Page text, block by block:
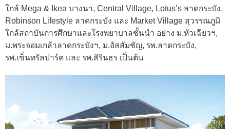
ใกล้ Mega & Ikea บางนา, Central Village, Lotus’s ลาดกระบัง,
Robinson Lifestyle ลาดกระบัง และ Market Village สุวรรณภูมิ
ใกล้สถาบันการศึกษาและโรงพยาบาลชั้นนำ อย่าง ม.หัวเฉียวฯ,
ม.พระจอมเกล้าลาดกระบังฯ, ม.อัสสัมชัญ, รพ.ลาดกระบัง,
รพ.เซ็นทรัลปาร์ค และ รพ.สิรินธร เป็นต้น